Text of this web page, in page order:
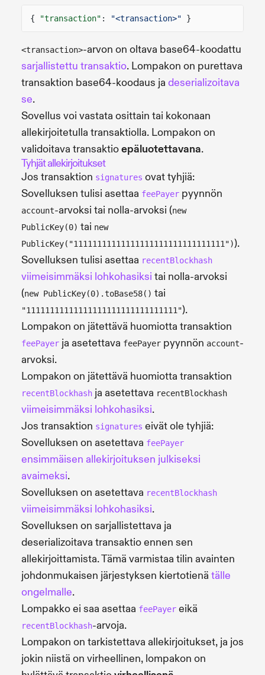
{ "transaction" : "<transaction>" }
<transaction>-arvon on oltava base64-koodattu
sarjallistettu transaktio. Lompakon on purettava
transaktion base64-koodaus ja deserializoitava
se.
Sovellus voi vastata osittain tai kokonaan
allekirjoitetulla transaktiolla. Lompakon on
validoitava transaktioepäluotettavana.
Tyhjät allekirjoitukset
Jos transaktion signatures ovat tyhjiä:
Sovelluksen tulisi asettaa feePayer pyynnön
account-arvoksi tai nolla-arvoksi (new
PublicKey(0) tai new
PublicKey("11111111111111111111111111111111")).
Sovelluksen tulisi asettaa recentBlockhash
viimeisimmäksi lohkohasiksi tai nolla-arvoksi
(new PublicKey(0).toBase58() tai
"11111111111111111111111111111111").
Lompakon on jätettävä huomiotta transaktion
feePayer ja asetettava feePayer pyynnön account-
arvoksi.
Lompakon on jätettävä huomiotta transaktion
recentBlockhash ja asetettava recentBlockhash
viimeisimmäksi lohkohasiksi.
Jos transaktion signatures eivät ole tyhjiä:
Sovelluksen on asetettava feePayer
ensimmäisen allekirjoituksen julkiseksi
avaimeksi.
Sovelluksen on asetettava recentBlockhash
viimeisimmäksi lohkohasiksi.
Sovelluksen on sarjallistettava ja
deserializoitava transaktio ennen sen
allekirjoittamista. Tämä varmistaa tilin avainten
johdonmukaisen järjestyksen kiertotienä tälle
ongelmalle.
Lompakko ei saa asettaa feePayer eikä
recentBlockhash-arvoja.
Lompakon on tarkistettava allekirjoitukset, ja jos
jokin niistä on virheellinen, lompakon on